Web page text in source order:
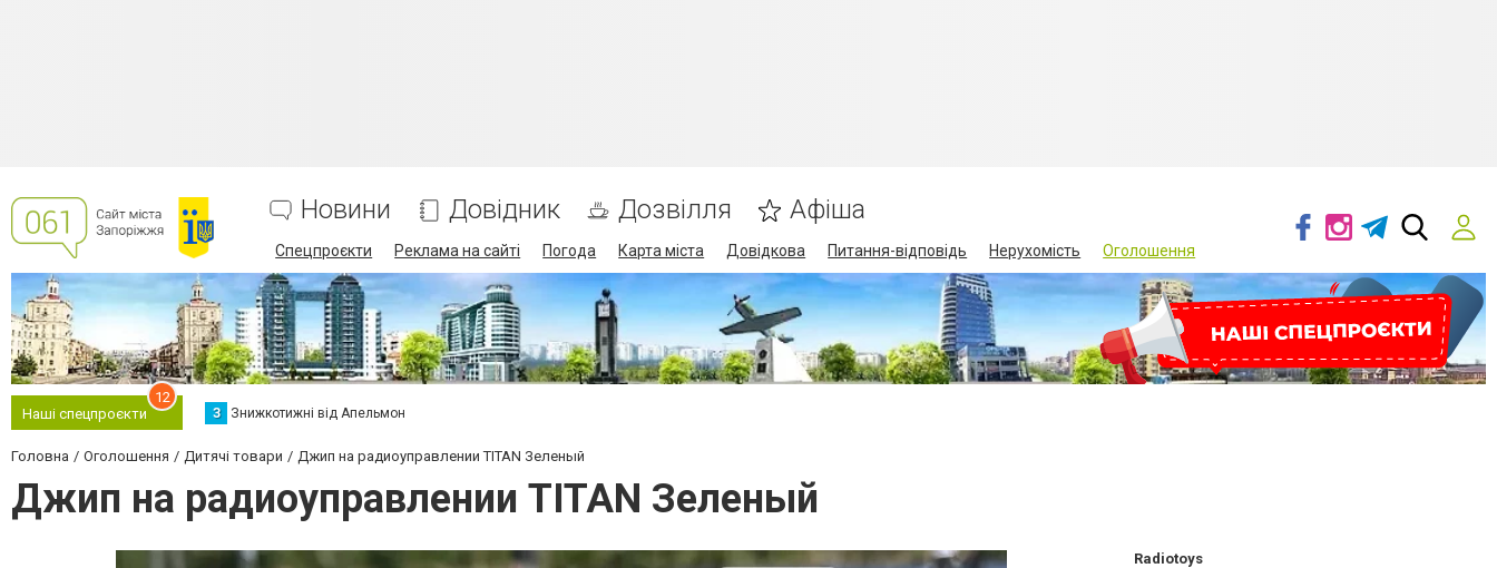
Новини Довідник Дозвілля Афіша
Спецпроєкти Реклама на сайті Погода Карта міста Довідкова Питання-відповідь Нерухомість Оголошення
Наші спецпроєкти
12
З Знижкотижні від Апельмон
Головна Оголошення Дитячі товари Джип на радиоуправлении TITAN Зеленый
Джип на радиоуправлении TITAN Зеленый
Radiotoys